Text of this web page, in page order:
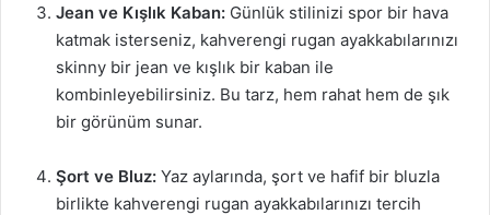
Jean ve Kışlık Kaban: Günlük stilinizi spor bir hava
katmak isterseniz, kahverengi rugan ayakkabılarınızı
skinny bir jean ve kışlık bir kaban ile
kombinleyebilirsiniz. Bu tarz, hem rahat hem de şık
bir görünüm sunar.
Şort ve Bluz: Yaz aylarında, şort ve hafif bir bluzla
birlikte kahverengi rugan ayakkabılarınızı tercih